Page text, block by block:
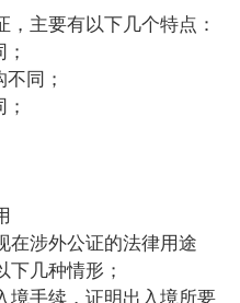
主要有以下几个特点：
同；
涉外公证的法律用途
几种情形；
手续，证明出入境所要